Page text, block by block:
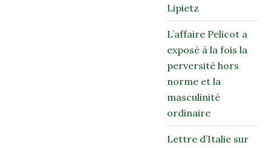
Lipietz
L’affaire Pelicot a
exposé à la fois la
perversité hors
norme et la
masculinité
ordinaire
Lettre d’Italie sur